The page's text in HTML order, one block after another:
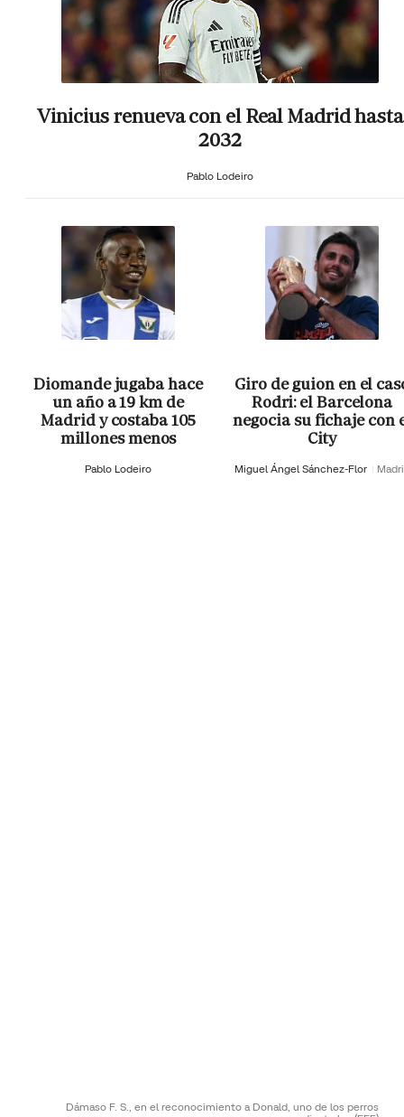
Vinicius renueva con el Real Madrid hasta
2032
Pablo Lodeiro
Diomande jugaba hace
un año a 19 km de
Madrid y costaba 105
millones menos
Pablo Lodeiro
Giro de guion en el
Rodri: el Barcelona
negocia su fichaje con
City
Miguel Ángel Sánchez-Flor
Dámaso F. S., en el reconocimiento a Donald, uno de los perros